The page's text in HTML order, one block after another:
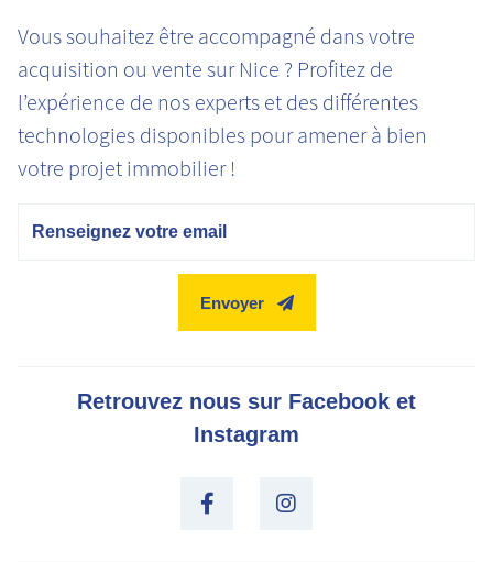
Vous souhaitez être accompagné dans votre
acquisition ou vente sur Nice ? Profitez de
l’expérience de nos experts et des différentes
technologies disponibles pour amener à bien
votre projet immobilier !
Envoyer
Retrouvez nous sur Facebook et
Instagram